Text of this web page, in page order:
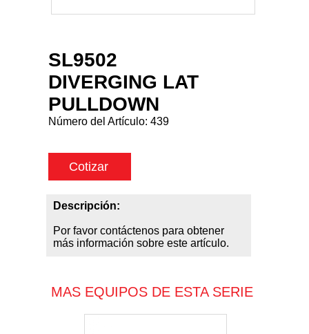
SL9502
DIVERGING LAT
PULLDOWN
Número del Artículo: 439
Cotizar
Descripción:
Por favor contáctenos para obtener
más información sobre este artículo.
MAS EQUIPOS DE ESTA SERIE